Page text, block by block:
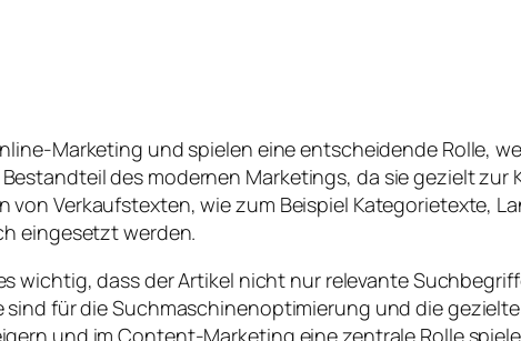
Marketing und spielen eine entscheidende Rolle,
des modernen Marketings, da sie gezielt
Verkaufstexten, wie zum Beispiel Kategorietexte,
eingesetzt werden.
wichtig, dass der Artikel nicht nur relevante
für die Suchmaschinenoptimierung und die
und im Content-Marketing eine zentrale Rolle